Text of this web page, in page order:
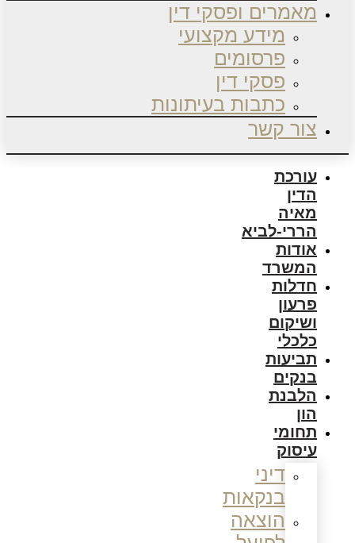
מאמרים ופסקי דין
מידע מקצועי
פרסומים
פסקי דין
כתבות בעיתונות
צור קשר
עורכת
הדין
מאיה
הררי-לביא
אודות
המשרד
חדלות
פרעון
ושיקום
כלכלי
תביעות
בנקים
הלבנת
הון
תחומי
עיסוק
דיני
בנקאות
הוצאה